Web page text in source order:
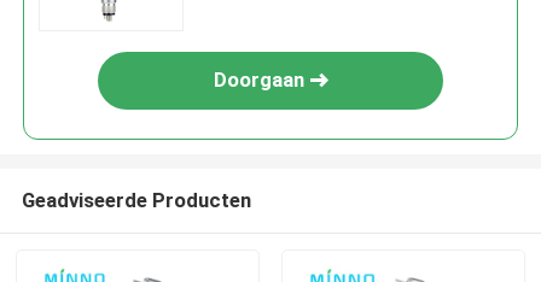
Doorgaan
Geadviseerde Producten